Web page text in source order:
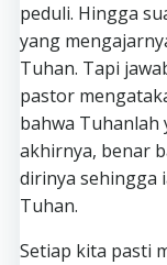
peduli. Hingga
yang
Tuhan. Tapi
pastor
bahwa Tuhanlah
akhirnya, benar
dirinya sehingga
Tuhan.
Setiap kita pasti